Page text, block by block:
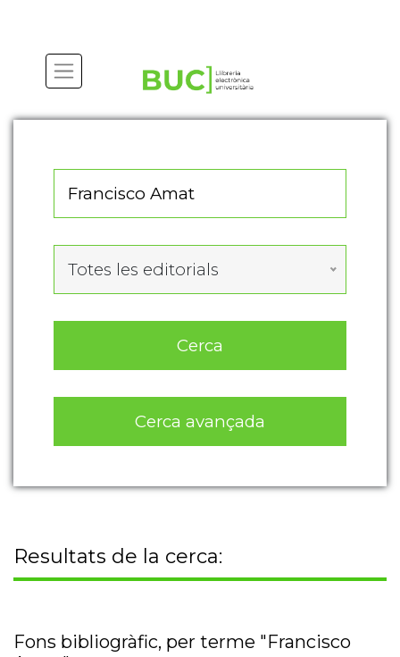
Totes les editorials
Cerca
Cerca avançada
Resultats de la cerca:
Fons bibliogràfic, per terme "Francisco